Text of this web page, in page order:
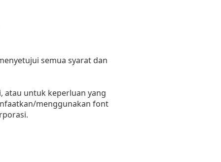
semua syarat dan
atau untuk keperluan yang
menggunakan font